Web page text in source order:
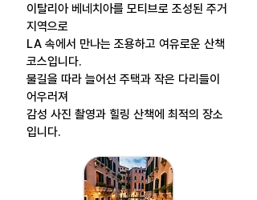
이탈리아 베네치아를 모티브로 조성된 주거
지역으로
LA 속에서 만나는 조용하고 여유로운 산책
코스입니다.
물길을 따라 늘어선 주택과 작은 다리들이
어우러져
감성 사진 촬영과 힐링 산책에 최적의 장소
입니다.